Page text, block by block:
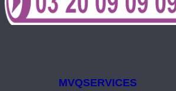
MVQSERVICES